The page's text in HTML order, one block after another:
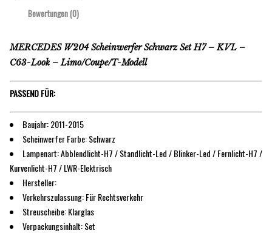
Bewertungen (0)
MERCEDES W204 Scheinwerfer Schwarz Set H7 – KVL –
C63-Look – Limo/Coupe/T-Modell
PASSEND FÜR:
Baujahr: 2011-2015
Scheinwerfer Farbe: Schwarz
Lampenart: Abblendlicht-H7 / Standlicht-Led / Blinker-Led / Fernlicht-H7 /
Kurvenlicht-H7 / LWR-Elektrisch
Hersteller:
Verkehrszulassung: Für Rechtsverkehr
Streuscheibe: Klarglas
Verpackungsinhalt: Set